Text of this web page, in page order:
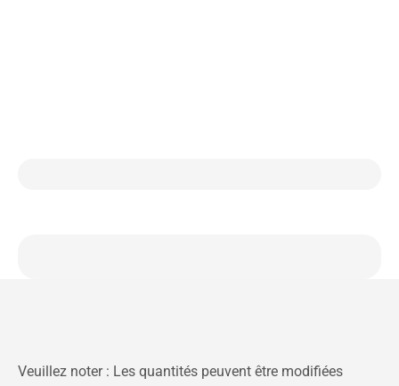
Veuillez noter : Les quantités peuvent être modifiées